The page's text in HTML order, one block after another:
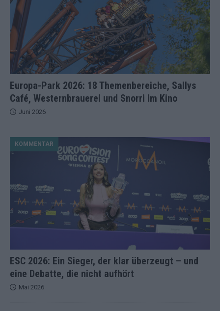
Europa-Park 2026: 18 Themenbereiche, Sallys
Café, Westernbrauerei und Snorri im Kino
Juni 2026
ESC 2026: Ein Sieger, der klar überzeugt – und
eine Debatte, die nicht aufhört
KOMMENTAR
Mai 2026